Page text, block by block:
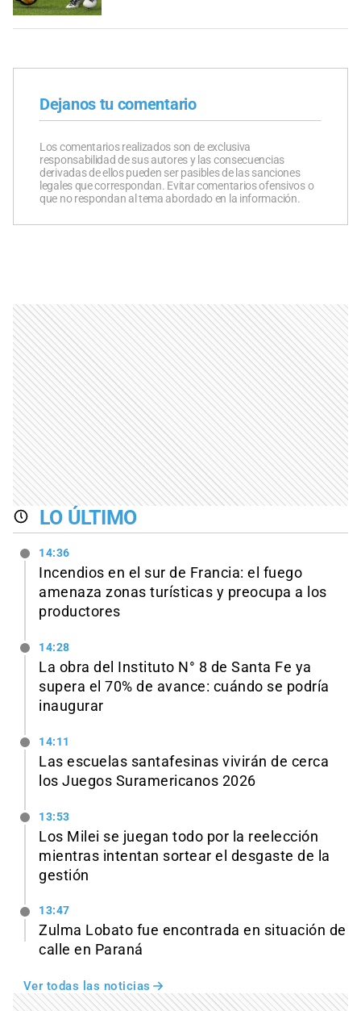
Dejanos tu comentario
Los comentarios realizados son de exclusiva
responsabilidad de sus autores y las consecuencias
derivadas de ellos pueden ser pasibles de las sanciones
legales que correspondan. Evitar comentarios ofensivos o
que no respondan al tema abordado en la información.
LO ÚLTIMO
14:36
Incendios en el sur de Francia: el fuego
amenaza zonas turísticas y preocupa a los
productores
14:28
La obra del Instituto N° 8 de Santa Fe ya
supera el 70% de avance: cuándo se podría
inaugurar
14:11
Las escuelas santafesinas vivirán de cerca
los Juegos Suramericanos 2026
13:53
Los Milei se juegan todo por la reelección
mientras intentan sortear el desgaste de la
gestión
13:47
Zulma Lobato fue encontrada en situación de
calle en Paraná
Ver todas las noticias